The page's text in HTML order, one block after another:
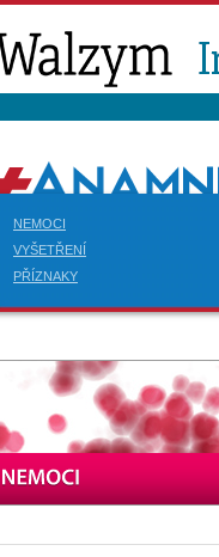
NEMOCI
VYŠETŘENÍ
PŘÍZNAKY